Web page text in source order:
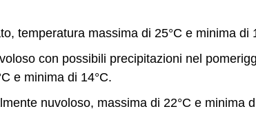
temperatura massima di 25°C e minima di
con possibili precipitazioni nel
e minima di 14°C.
nuvoloso, massima di 22°C e minima